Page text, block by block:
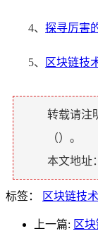
4、 探寻厉害
5、 区块链技
转载请注
（）。
本文地址：
标签： 区块链技术
上一篇: 区